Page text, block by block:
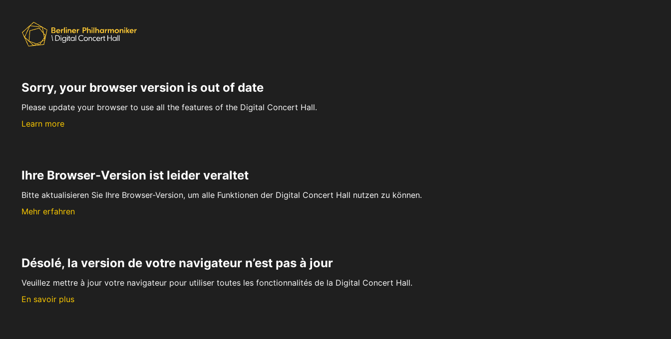
Sorry, your browser version is out of date
Please update your browser to use all the features of the Digital Concert Hall.
Learn more
Ihre Browser-Version ist leider veraltet
Bitte aktualisieren Sie Ihre Browser-Version, um alle Funktionen der Digital Concert Hall nutzen zu können.
Mehr erfahren
Désolé, la version de votre navigateur n’est pas à jour
Veuillez mettre à jour votre navigateur pour utiliser toutes les fonctionnalités de la Digital Concert Hall.
En savoir plus